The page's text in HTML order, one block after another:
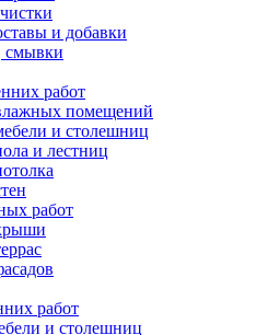
и добавки
смывки
работ
помещений
и столешниц
и лестниц
работ
работ
и столешниц